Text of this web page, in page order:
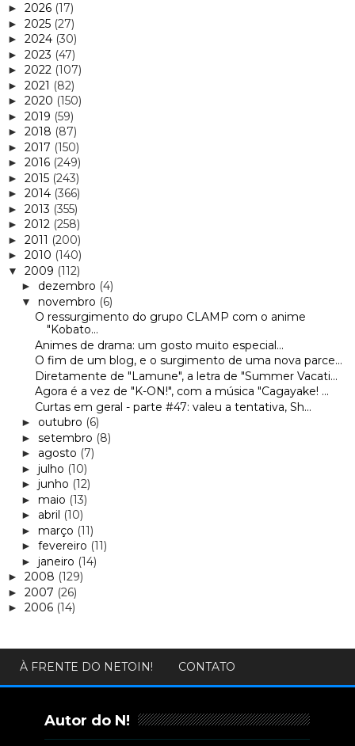
► 2026 (17)
► 2025 (27)
► 2024 (30)
► 2023 (47)
► 2022 (107)
► 2021 (82)
► 2020 (150)
► 2019 (59)
► 2018 (87)
► 2017 (150)
► 2016 (249)
► 2015 (243)
► 2014 (366)
► 2013 (355)
► 2012 (258)
► 2011 (200)
► 2010 (140)
▼ 2009 (112)
► dezembro (4)
▼ novembro (6)
O ressurgimento do grupo CLAMP com o anime
"Kobato...
Animes de drama: um gosto muito especial...
O fim de um blog, e o surgimento de uma nova parce...
Diretamente de "Lamune", a letra de "Summer Vacati...
Agora é a vez de "K-ON!", com a música "Cagayake! ...
Curtas em geral - parte #47: valeu a tentativa, Sh...
► outubro (6)
► setembro (8)
► agosto (7)
► julho (10)
► junho (12)
► maio (13)
► abril (10)
► março (11)
► fevereiro (11)
► janeiro (14)
► 2008 (129)
► 2007 (26)
► 2006 (14)
À FRENTE DO NETOIN! CONTATO
Autor do N!